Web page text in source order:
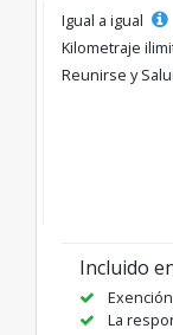
Igual a igual
Kilometraje
Reunirse y
Incluido
La